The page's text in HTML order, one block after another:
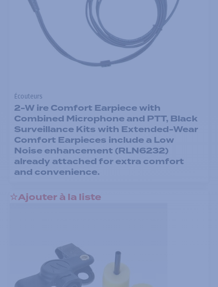
Écouteurs
2-W ire Comfort Earpiece with
Combined Microphone and PTT, Black
Surveillance Kits with Extended-Wear
Comfort Earpieces include a Low
Noise enhancement (RLN6232)
already attached for extra comfort
and convenience.
Ajouter à la liste